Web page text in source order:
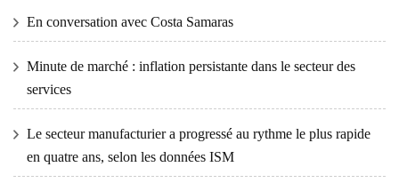
En conversation avec Costa Samaras
Minute de marché : inflation persistante dans le secteur des
services
Le secteur manufacturier a progressé au rythme le plus rapide
en quatre ans, selon les données ISM